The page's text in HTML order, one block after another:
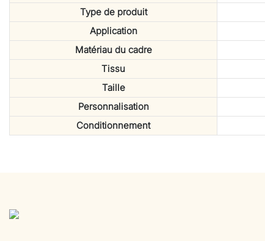
Type de produit
Application
Matériau du cadre
Tissu
Taille
Personnalisation
Conditionnement